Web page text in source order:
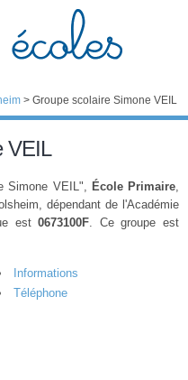
> Groupe scolaire Simone VEIL
VEIL
Simone VEIL", École Primaire,
dépendant de l'Académie
est0673100F. Ce groupe est
Informations
Téléphone